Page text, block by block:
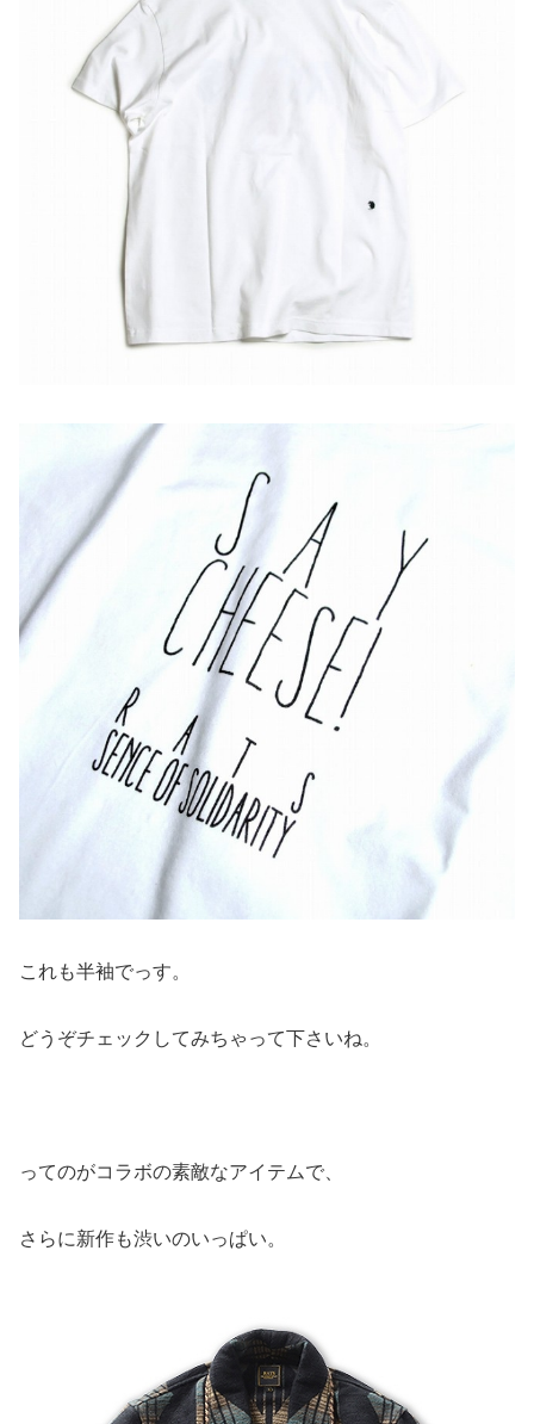
これも半袖でっす。
どうぞチェックしてみちゃって下さいね。
ってのがコラボの素敵なアイテムで、
さらに新作も渋いのいっぱい。